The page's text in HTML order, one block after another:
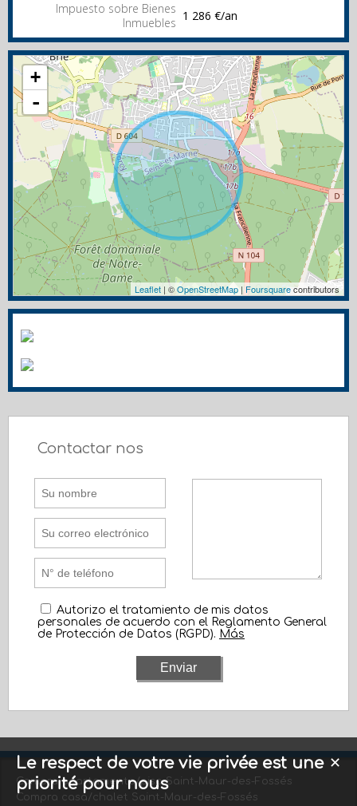
Impuesto sobre Bienes
Inmuebles 1 286 €/an
+
-
Leaflet | ©OpenStreetMap | Foursquarecontributors
Contactar nos
Autorizo el tratamiento de mis datos
personales de acuerdo con el Reglamento General
de Protección de Datos (RGPD). Más
Compra apartamento/piso Saint-Maur-des-Fossés
Compra casa/chalet Saint-Maur-des-Fossés
✕
Le respect de votre vie privée est une
priorité pour nous